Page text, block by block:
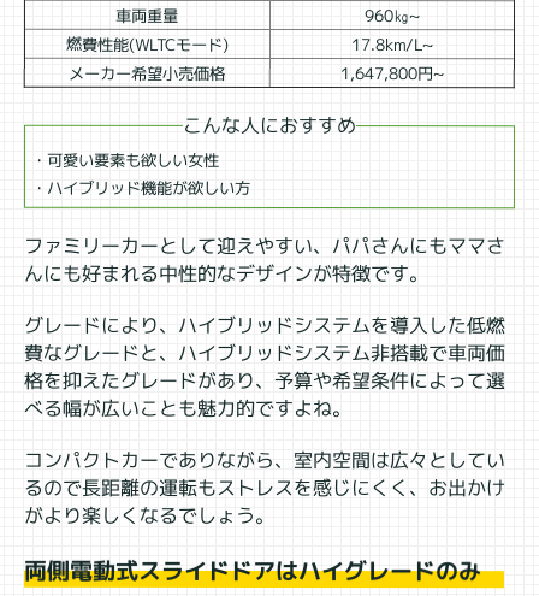
車両重量 960㎏~
燃費性能(WLTCモード) 17.8km/L~
メーカー希望小売価格 1,647,800円~
こんな人におすすめ
・可愛い要素も欲しい女性
・ハイブリッド機能が欲しい方
ファミリーカーとして迎えやすい、パパさんにもママさ
んにも好まれる中性的なデザインが特徴です。
グレードにより、ハイブリッドシステムを導入した低燃
費なグレードと、ハイブリッドシステム非搭載で車両価
格を抑えたグレードがあり、予算や希望条件によって選
べる幅が広いことも魅力的ですよね。
コンパクトカーでありながら、室内空間は広々としてい
るので長距離の運転もストレスを感じにくく、お出かけ
がより楽しくなるでしょう。
両側電動式スライドドアはハイグレードのみ